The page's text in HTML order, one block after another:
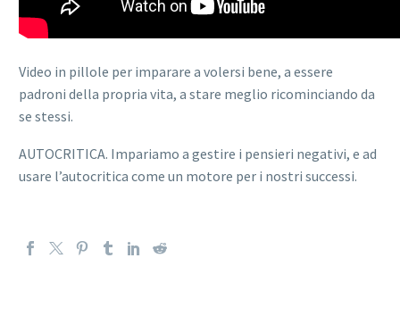
Video in pillole per imparare a volersi bene, a essere
padroni della propria vita, a stare meglio ricominciando da
se stessi.
AUTOCRITICA. Impariamo a gestire i pensieri negativi, e ad
usare l’autocritica come un motore per i nostri successi.